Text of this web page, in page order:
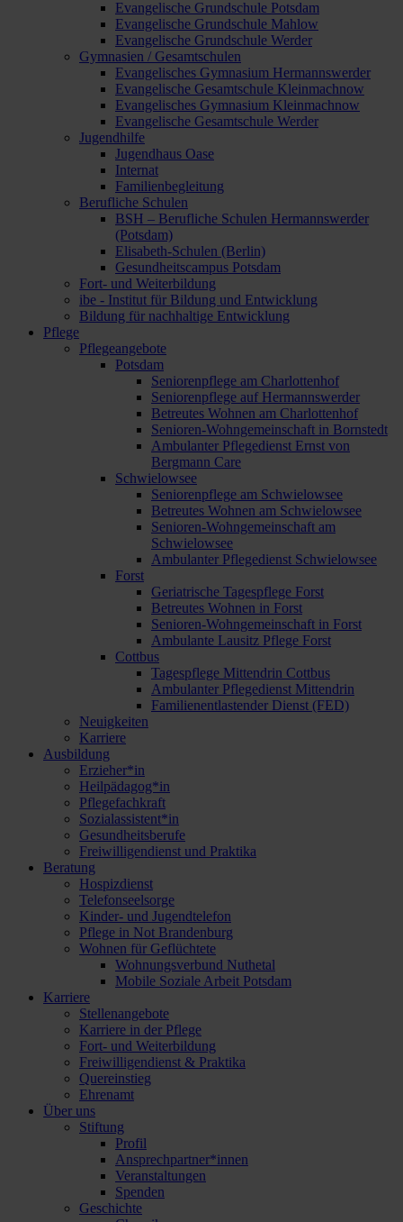
Evangelische Grundschule Potsdam
Evangelische Grundschule Mahlow
Evangelische Grundschule Werder
Gymnasien / Gesamtschulen
Evangelisches Gymnasium Hermannswerder
Evangelische Gesamtschule Kleinmachnow
Evangelisches Gymnasium Kleinmachnow
Evangelische Gesamtschule Werder
Jugendhilfe
Jugendhaus Oase
Internat
Familienbegleitung
Berufliche Schulen
BSH – Berufliche Schulen Hermannswerder
(Potsdam)
Elisabeth-Schulen (Berlin)
Gesundheitscampus Potsdam
Fort- und Weiterbildung
ibe - Institut für Bildung und Entwicklung
Bildung für nachhaltige Entwicklung
Pflege
Pflegeangebote
Potsdam
Seniorenpflege am Charlottenhof
Seniorenpflege auf Hermannswerder
Betreutes Wohnen am Charlottenhof
Senioren-Wohngemeinschaft in Bornstedt
Ambulanter Pflegedienst Ernst von
Bergmann Care
Schwielowsee
Seniorenpflege am Schwielowsee
Betreutes Wohnen am Schwielowsee
Senioren-Wohngemeinschaft am
Schwielowsee
Ambulanter Pflegedienst Schwielowsee
Forst
Geriatrische Tagespflege Forst
Betreutes Wohnen in Forst
Senioren-Wohngemeinschaft in Forst
Ambulante Lausitz Pflege Forst
Cottbus
Tagespflege Mittendrin Cottbus
Ambulanter Pflegedienst Mittendrin
Familienentlastender Dienst (FED)
Neuigkeiten
Karriere
Ausbildung
Erzieher*in
Heilpädagog*in
Pflegefachkraft
Sozialassistent*in
Gesundheitsberufe
Freiwilligendienst und Praktika
Beratung
Hospizdienst
Telefonseelsorge
Kinder- und Jugendtelefon
Pflege in Not Brandenburg
Wohnen für Geflüchtete
Wohnungsverbund Nuthetal
Mobile Soziale Arbeit Potsdam
Karriere
Stellenangebote
Karriere in der Pflege
Fort- und Weiterbildung
Freiwilligendienst & Praktika
Quereinstieg
Ehrenamt
Über uns
Stiftung
Profil
Ansprechpartner*innen
Veranstaltungen
Spenden
Geschichte